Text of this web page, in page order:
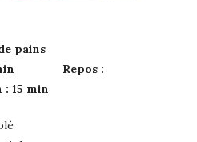
de pains
min Repos :
min